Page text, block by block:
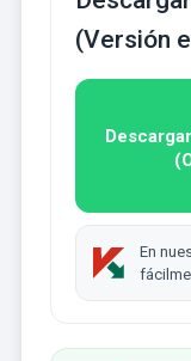
(Versión
En